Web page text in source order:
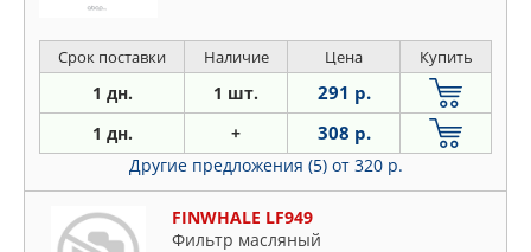
Срок поставки Наличие Цена Купить
1 дн. 1 шт. 291 р.
1 дн. + 308 р.
Другие предложения (5) от 320 р.
FINWHALE LF949
Фильтр масляный